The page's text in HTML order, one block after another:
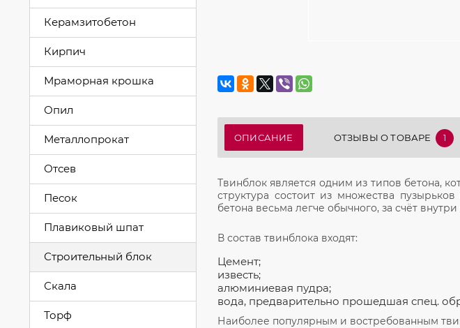
Керамзитобетон
Кирпич
Мраморная крошка
Опил
Металлопрокат
Отсев
Песок
Плавиковый шпат
Строительный блок
Скала
Торф
ОПИСАНИЕ ОТЗЫВЫ О ТОВАРЕ 1
Твинблок является одним из типов бетона,
структура состоит из множества
бетона весьма легче обычного, за счёт
В состав твинблока входят:
Цемент;
известь;
алюминиевая пудра;
вода, предварительно прошедшая спец.
Наиболее популярным и востребованным